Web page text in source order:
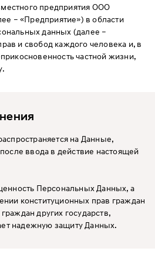
предприятия ООО
– «Предприятие») в области
данных (далее –
и свобод каждого человека и, в
частной жизни,
на Данные,
ввода в действие настоящей
Персональных Данных, а
конституционных прав граждан
других государств,
надежную защиту Данных.